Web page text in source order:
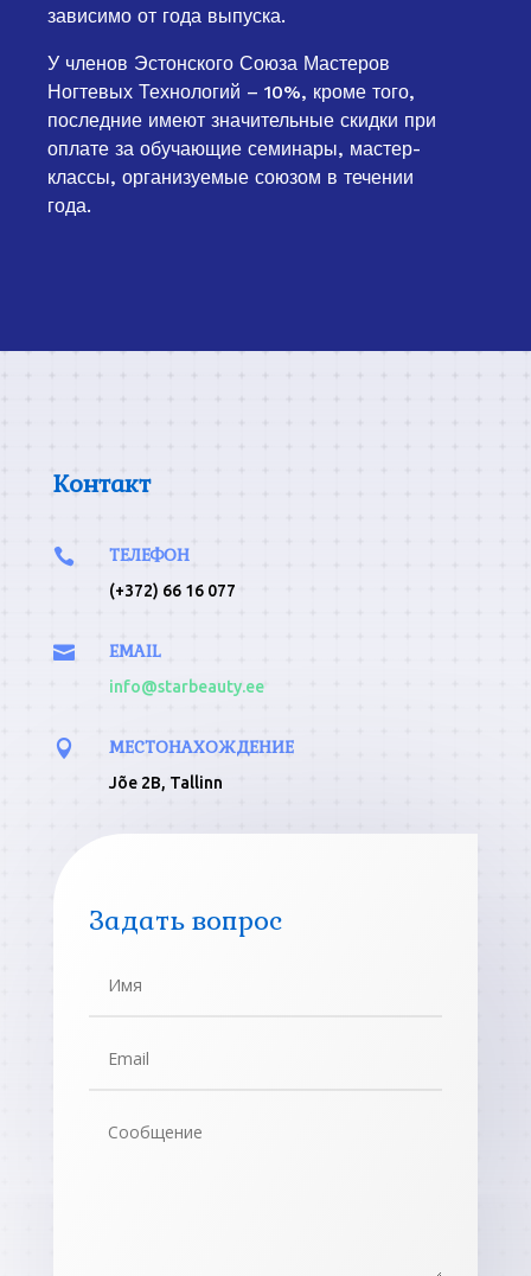
зависимо от года выпуска.
У членов Эстонского Союза Мастеров
Ногтевых Технологий – 10%, кроме того,
последние имеют значительные скидки при
оплате за обучающие семинары, мастер-
классы, организуемые союзом в течении
года.
Контакт
 ТЕЛЕФОН
(+372) 66 16 077
 EMAIL
info@starbeauty.ee
 МЕСТОНАХОЖДЕНИЕ
Jõe 2B, Tallinn
Задать вопрос